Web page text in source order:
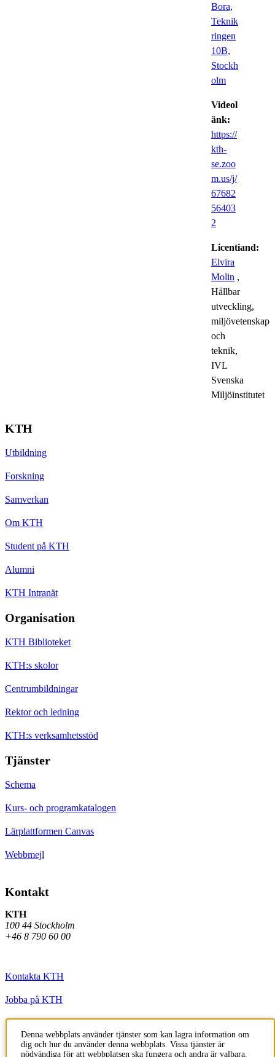
Bora,
Teknik
ringen
10B,
Stockh
olm
Videol
änk:
https://
kth-
se.zoo
m.us/j/
67682
56403
2
Licentiand:
Elvira
Molin ,
Hållbar
utveckling,
miljövetenskap
och
teknik,
IVL
Svenska
Miljöinstitutet
KTH
Utbildning
Forskning
Samverkan
Om KTH
Student på KTH
Alumni
KTH Intranät
Organisation
KTH Biblioteket
KTH:s skolor
Centrumbildningar
Rektor och ledning
KTH:s verksamhetsstöd
Tjänster
Schema
Kurs- och programkatalogen
Lärplattformen Canvas
Webbmejl
Kontakt
KTH
100 44 Stockholm
+46 8 790 60 00
Kontakta KTH
Jobba på KTH
Press och media
Faktura och betalning KTH
Denna webbplats använder tjänster som kan lagra information om
dig och hur du använder denna webbplats. Vissa tjänster är
nödvändiga för att webbplatsen ska fungera och andra är valbara.